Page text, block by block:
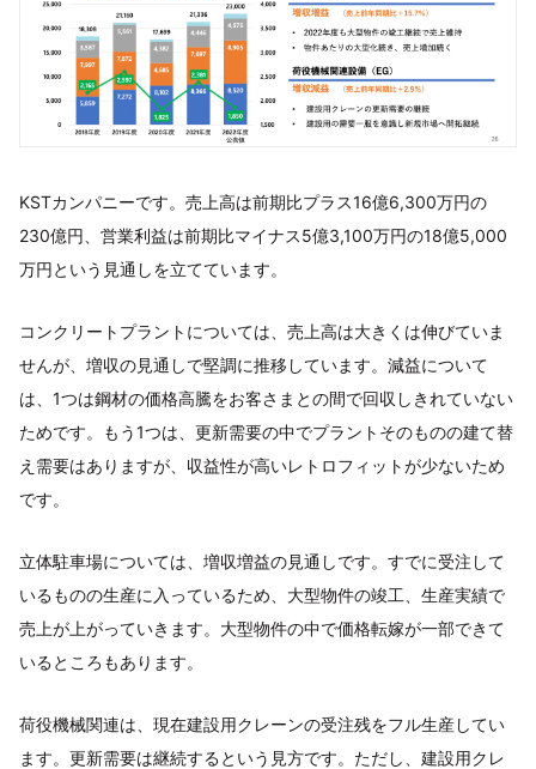
KSTカンパニーです。売上高は前期比プラス16億6,300万円の
230億円、営業利益は前期比マイナス5億3,100万円の18億5,000
万円という見通しを立てています。
コンクリートプラントについては、売上高は大きくは伸びていま
せんが、増収の見通しで堅調に推移しています。減益について
は、1つは鋼材の価格高騰をお客さまとの間で回収しきれていない
ためです。もう1つは、更新需要の中でプラントそのものの建て替
え需要はありますが、収益性が高いレトロフィットが少ないため
です。
立体駐車場については、増収増益の見通しです。すでに受注して
いるものの生産に入っているため、大型物件の竣工、生産実績で
売上が上がっていきます。大型物件の中で価格転嫁が一部できて
いるところもあります。
荷役機械関連は、現在建設用クレーンの受注残をフル生産してい
ます。更新需要は継続するという見方です。ただし、建設用クレ